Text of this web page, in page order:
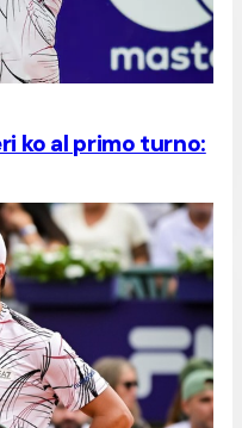
ko al primo turno: